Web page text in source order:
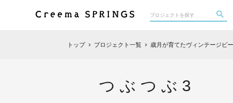
トップ chevron_right プロジェクト一覧 chevron_right 歳月が育てたヴィンテージビ
つ ぶ つ ぶ 3